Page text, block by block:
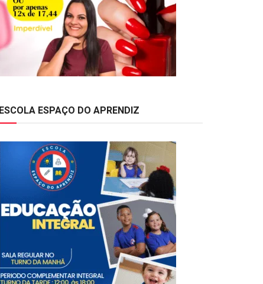
ESCOLA ESPAÇO DO APRENDIZ